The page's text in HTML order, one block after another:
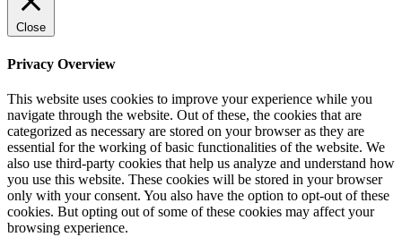
Close
Privacy Overview
This website uses cookies to improve your experience while you
navigate through the website. Out of these, the cookies that are
categorized as necessary are stored on your browser as they are
essential for the working of basic functionalities of the website. We
also use third-party cookies that help us analyze and understand how
you use this website. These cookies will be stored in your browser
only with your consent. You also have the option to opt-out of these
cookies. But opting out of some of these cookies may affect your
browsing experience.